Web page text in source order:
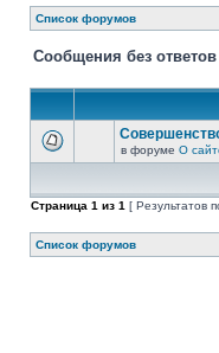
Список форумов
Сообщения без ответов
в форуме О
Страница 1 из 1 [ Результатов
Список форумов